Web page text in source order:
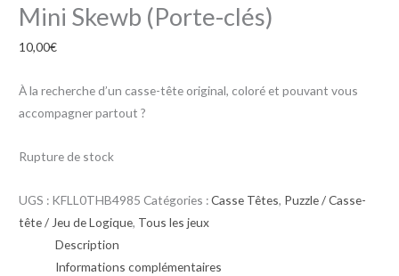
Mini Skewb (Porte-clés)
10,00€
À la recherche d’un casse-tête original, coloré et pouvant vous
accompagner partout ?
Rupture de stock
UGS : KFLL0THB4985 Catégories :Casse Têtes, Puzzle / Casse-
tête / Jeu de Logique, Tous les jeux
Description
Informations complémentaires